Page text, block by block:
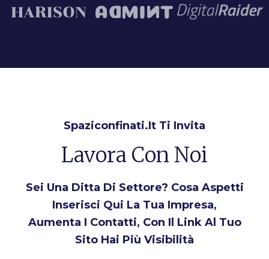
Spaziconfinati.it Ti Invita
Lavora Con Noi
Sei Una Ditta Di Settore? Cosa Aspetti
Inserisci Qui La Tua Impresa,
Aumenta I Contatti, Con Il Link Al Tuo
Sito Hai Più Visibilità